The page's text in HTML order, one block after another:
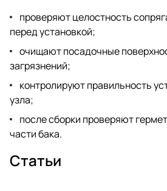
проверяют целостность
перед установкой;
очищают посадочные
загрязнений;
контролируют правильность
узла;
после сборки проверяют
части бака.
Статьи